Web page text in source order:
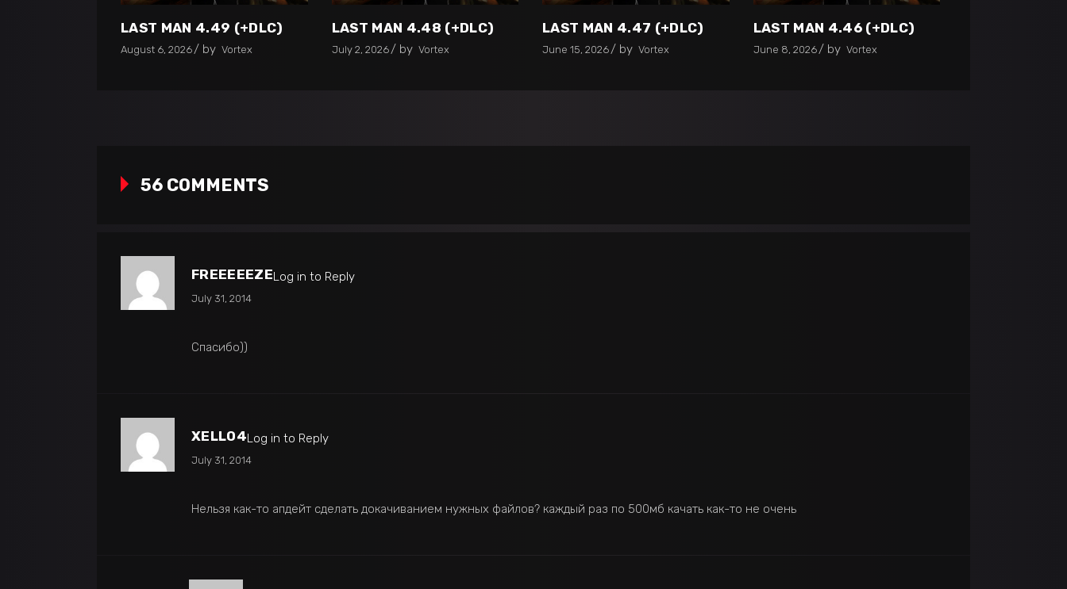
LAST MAN 4.49 (+DLC)
August 6, 2026 by Vortex
LAST MAN 4.48 (+DLC)
July 2, 2026 by Vortex
LAST MAN 4.47 (+DLC)
June 15, 2026 by Vortex
LAST MAN 4.46 (+DLC)
June 8, 2026 by Vortex
56 COMMENTS
FREEEEEZELog in to Reply
July 31, 2014
Спасибо))
XELLO4Log in to Reply
July 31, 2014
Нельзя как-то апдейт сделать докачиванием нужных файлов? каждый раз по 500мб качать как-то не очень